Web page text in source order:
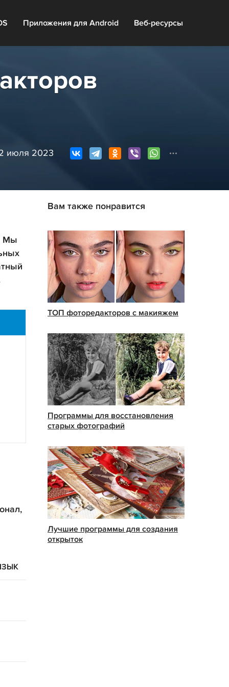
Приложения для Android Веб-ресурсы
июля 2023
Мы
Вам также понравится
ТОП фоторедакторов с макияжем
Программы для восстановления
старых фотографий
Лучшие программы для создания
открыток